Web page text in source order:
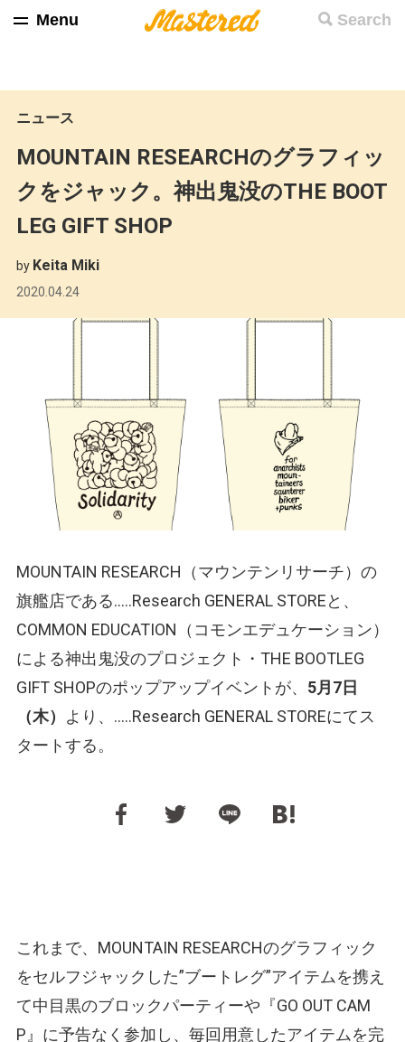
Search
Menu
ニュース
MOUNTAIN RESEARCHのグラフィッ
クをジャック。神出鬼没のTHE BOOT
LEG GIFT SHOP
by Keita Miki
2020.04.24
MOUNTAIN RESEARCH（マウンテンリサーチ）の
旗艦店である…..Research GENERAL STOREと、
COMMON EDUCATION（コモンエデュケーション）
による神出鬼没のプロジェクト・THE BOOTLEG
GIFT SHOPのポップアップイベントが、 5月7日
（木） より、…..Research GENERAL STOREにてス
タートする。
これまで、MOUNTAIN RESEARCHのグラフィック
をセルフジャックした”ブートレグ”アイテムを携え
て中目黒のブロックパーティーや『GO OUT CAM
P』に予告なく参加し、毎回用意したアイテムを完